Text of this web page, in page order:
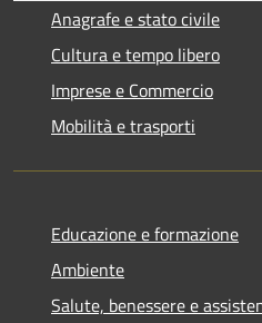
Anagrafe e stato civile
Cultura e tempo libero
Imprese e Commercio
Mobilità e trasporti
Educazione e formazione
Ambiente
Salute, benessere e